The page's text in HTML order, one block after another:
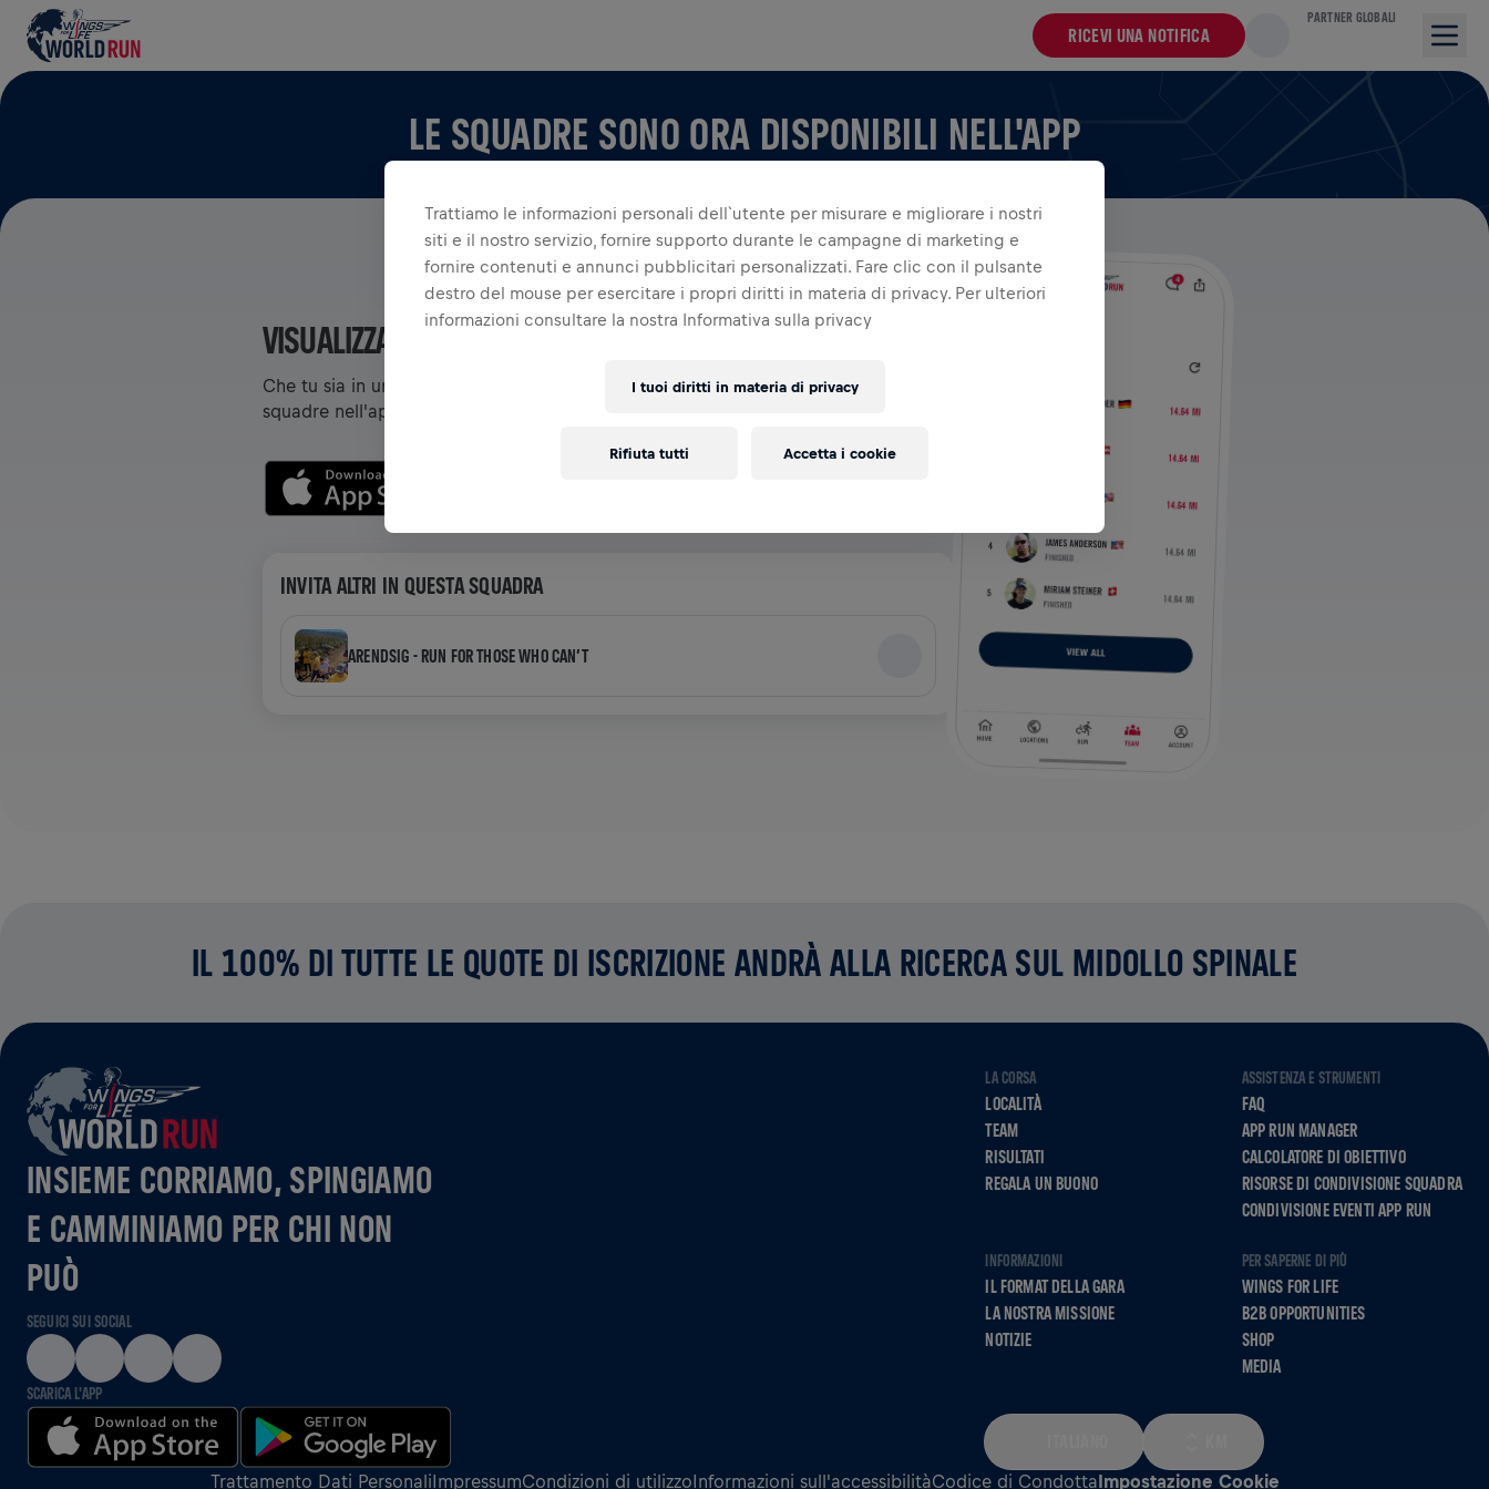
RICEVI UNA NOTIFICA
PARTNER GLOBALI
LE SQUADRE SONO ORA DISPONIBILI NELL'APP
VISUALIZZA SQUADRE NELL'APP
Che tu sia in una squadra o stia creando la tua, esplora tutto ciò che riguarda le
squadre nell'app: chat, monitora la tua classifica e festeggia insieme.
INVITA ALTRI IN QUESTA SQUADRA
ARENDSIG - RUN FOR THOSE WHO CAN’T
IL 100% DI TUTTE LE QUOTE DI ISCRIZIONE ANDRÀ ALLA RICERCA SUL MIDOLLO SPINALE
INSIEME CORRIAMO, SPINGIAMO
E CAMMINIAMO PER CHI NON
PUÒ
SEGUICI SUI SOCIAL
SCARICA L'APP
LA CORSA
LOCALITÀ
TEAM
RISULTATI
REGALA UN BUONO
ASSISTENZA E STRUMENTI
FAQ
APP RUN MANAGER
CALCOLATORE DI OBIETTIVO
RISORSE DI CONDIVISIONE SQUADRA
CONDIVISIONE EVENTI APP RUN
INFORMAZIONI
IL FORMAT DELLA GARA
LA NOSTRA MISSIONE
NOTIZIE
PER SAPERNE DI PIÙ
WINGS FOR LIFE
B2B OPPORTUNITIES
SHOP
MEDIA
Trattamento Dati PersonaliImpressumCondizioni di utilizzoInformazioni sull'accessibilitàCodice di CondottaImpostazione Cookie
Trattiamo le informazioni personali dell`utente per misurare e migliorare i nostri
siti e il nostro servizio, fornire supporto durante le campagne di marketing e
fornire contenuti e annunci pubblicitari personalizzati. Fare clic con il pulsante
destro del mouse per esercitare i propri diritti in materia di privacy. Per ulteriori
informazioni consultare la nostra Informativa sulla privacy
I tuoi diritti in materia di privacy
Rifiuta tutti Accetta i cookie